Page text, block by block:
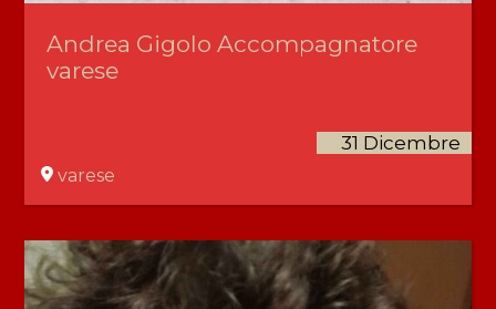
Andrea Gigolo Accompagnatore
varese
31 Dicembre
varese